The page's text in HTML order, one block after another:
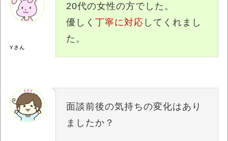
20代の女性の方でした。
優しく 丁寧に対応 してくれまし
た。
Yさん
面談前後の気持ちの変化はあり
ましたか？